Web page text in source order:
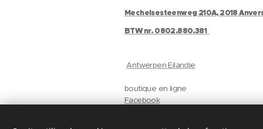
Mechelsesteenweg 210A, 2018
BTW nr. 0802.880.381
Antwerpen Eilandje
boutique en ligne
Facebook